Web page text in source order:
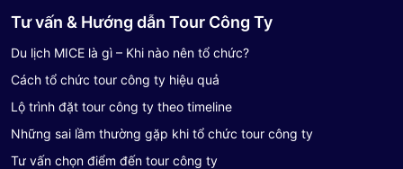
Tư vấn & Hướng dẫn Tour Công Ty
Du lịch MICE là gì – Khi nào nên tổ chức?
Cách tổ chức tour công ty hiệu quả
Lộ trình đặt tour công ty theo timeline
Những sai lầm thường gặp khi tổ chức tour công ty
Tư vấn chọn điểm đến tour công ty